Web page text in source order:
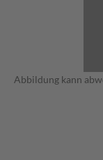
Abbildung kann